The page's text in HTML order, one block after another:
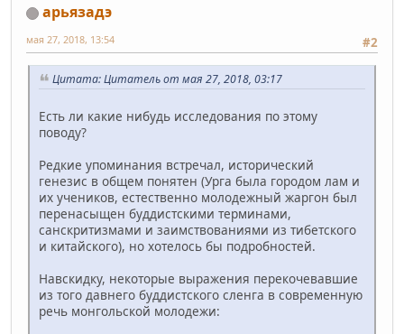
арьязадэ
#2
мая 27, 2018, 13:54
Цитата: Цитатель от мая 27, 2018, 03:17
Есть ли какие нибудь исследования по этому
поводу?
Редкие упоминания встречал, исторический
генезис в общем понятен (Урга была городом лам и
их учеников, естественно молодежный жаргон был
перенасыщен буддистскими терминами,
санскритизмами и заимствованиями из тибетского
и китайского), но хотелось бы подробностей.
Навскидку, некоторые выражения перекочевавшие
из того давнего буддистского сленга в современную
речь монгольской молодежи: